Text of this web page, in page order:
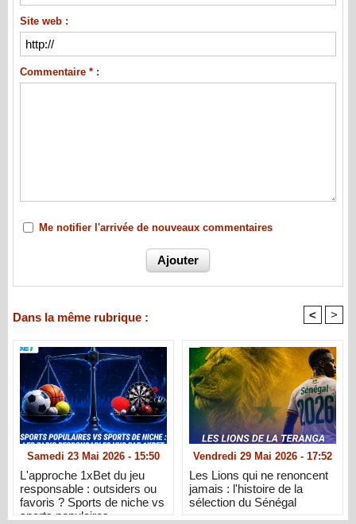
Site web :
Commentaire * :
Me notifier l'arrivée de nouveaux commentaires
Dans la même rubrique : < >
Samedi 23 Mai 2026 - 15:50
L'approche 1xBet du jeu
responsable : outsiders ou
favoris ? Sports de niche vs
sports populaires
Vendredi 29 Mai 2026 - 17:52
Les Lions qui ne renoncent
jamais : l'histoire de la
sélection du Sénégal